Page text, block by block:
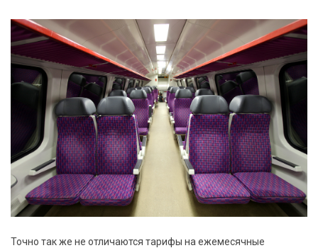
Точно так же не отличаются тарифы на ежемесячные